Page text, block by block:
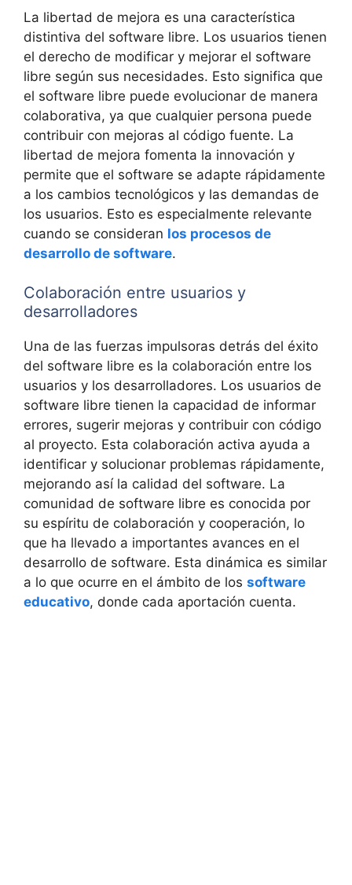
La libertad de mejora es una característica
distintiva del software libre. Los usuarios tienen
el derecho de modificar y mejorar el software
libre según sus necesidades. Esto significa que
el software libre puede evolucionar de manera
colaborativa, ya que cualquier persona puede
contribuir con mejoras al código fuente. La
libertad de mejora fomenta la innovación y
permite que el software se adapte rápidamente
a los cambios tecnológicos y las demandas de
los usuarios. Esto es especialmente relevante
cuando se consideran los procesos de
desarrollo de software.
Colaboración entre usuarios y
desarrolladores
Una de las fuerzas impulsoras detrás del éxito
del software libre es la colaboración entre los
usuarios y los desarrolladores. Los usuarios de
software libre tienen la capacidad de informar
errores, sugerir mejoras y contribuir con código
al proyecto. Esta colaboración activa ayuda a
identificar y solucionar problemas rápidamente,
mejorando así la calidad del software. La
comunidad de software libre es conocida por
su espíritu de colaboración y cooperación, lo
que ha llevado a importantes avances en el
desarrollo de software. Esta dinámica es similar
a lo que ocurre en el ámbito de los software
educativo, donde cada aportación cuenta.